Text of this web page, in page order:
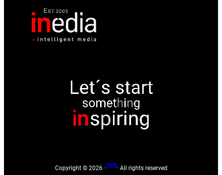
Copyright © 2026 ·Inédia· All rights reserved